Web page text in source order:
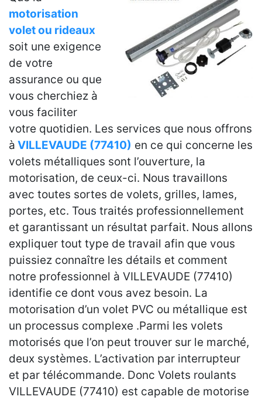
motorisation
volet ou rideaux
soit une exigence
de votre
assurance ou que
vous cherchiez à
vous faciliter
votre quotidien. Les services que nous offrons
à VILLEVAUDE (77410) en ce qui concerne les
volets métalliques sont l’ouverture, la
motorisation, de ceux-ci. Nous travaillons
avec toutes sortes de volets, grilles, lames,
portes, etc. Tous traités professionnellement
et garantissant un résultat parfait. Nous allons
expliquer tout type de travail afin que vous
puissiez connaître les détails et comment
notre professionnel à VILLEVAUDE (77410)
identifie ce dont vous avez besoin. La
motorisation d’un volet PVC ou métallique est
un processus complexe .Parmi les volets
motorisés que l’on peut trouver sur le marché,
deux systèmes. L’activation par interrupteur
et par télécommande. Donc Volets roulants
VILLEVAUDE (77410) est capable de motorise